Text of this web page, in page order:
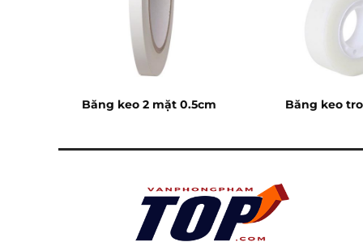
Băng keo 2 mặt 0.5cm Băng keo